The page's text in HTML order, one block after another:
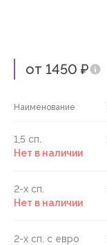
от 1450 ₽
Наименование
1,5 сп.
Нет в наличии
2-х сп.
Нет в наличии
2-х сп. с евро